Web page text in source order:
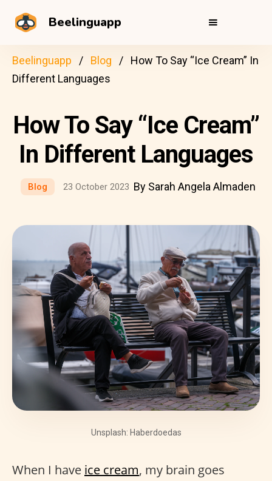
Beelinguapp
Beelinguapp Blog
How To Say “Ice Cream” In
Different Languages
How To Say “Ice Cream”
In Different Languages
Blog 23 October 2023 By Sarah Angela Almaden
Unsplash: Haberdoedas
When I have ice cream, my brain goes